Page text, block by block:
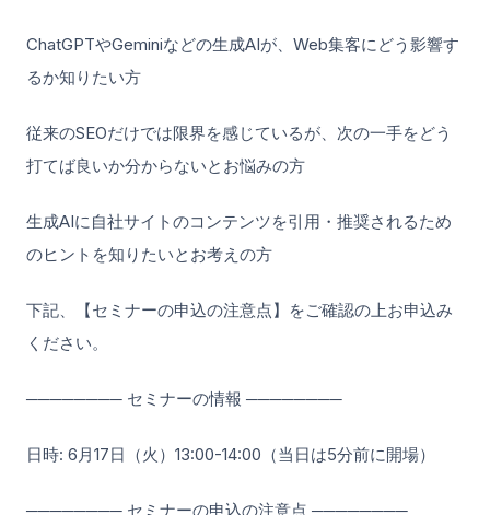
ChatGPTやGeminiなどの生成AIが、Web集客にどう影響す
るか知りたい方
従来のSEOだけでは限界を感じているが、次の一手をどう
打てば良いか分からないとお悩みの方
生成AIに自社サイトのコンテンツを引用・推奨されるため
のヒントを知りたいとお考えの方
下記、【セミナーの申込の注意点】をご確認の上お申込み
ください。
──────── セミナーの情報 ────────
日時: 6月17日（火）13:00-14:00（当日は5分前に開場）
──────── セミナーの申込の注意点 ────────